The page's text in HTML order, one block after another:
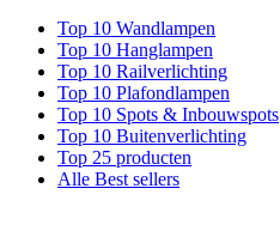
Top 10 Wandlampen
Top 10 Hanglampen
Top 10 Railverlichting
Top 10 Plafondlampen
Top 10 Spots & Inbouwspots
Top 10 Buitenverlichting
Top 25 producten
Alle Best sellers